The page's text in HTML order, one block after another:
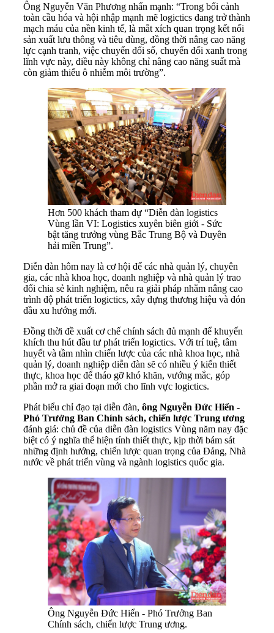
Ông Nguyễn Văn Phương nhấn mạnh: “Trong bối cảnh
toàn cầu hóa và hội nhập mạnh mẽ logictics đang trở thành
mạch máu của nền kinh tế, là mắt xích quan trọng kết nối
sản xuất lưu thông và tiêu dùng, đồng thời nâng cao năng
lực cạnh tranh, việc chuyển đổi số, chuyển đổi xanh trong
lĩnh vực này, điều này không chỉ nâng cao năng suất mà
còn giảm thiểu ô nhiễm môi trường”.
Hơn 500 khách tham dự “Diễn đàn logistics
Vùng lần VI: Logistics xuyên biên giới - Sức
bật tăng trưởng vùng Bắc Trung Bộ và Duyên
hải miền Trung”.
Diễn đàn hôm nay là cơ hội để các nhà quản lý, chuyên
gia, các nhà khoa học, doanh nghiệp và nhà quản lý trao
đổi chia sẻ kinh nghiệm, nêu ra giải pháp nhằm nâng cao
trình độ phát triển logictics, xây dựng thương hiệu và đón
đầu xu hướng mới.
Đồng thời đề xuất cơ chế chính sách đủ mạnh để khuyến
khích thu hút đầu tư phát triển logictics. Với trí tuệ, tâm
huyết và tầm nhìn chiến lược của các nhà khoa học, nhà
quản lý, doanh nghiệp diễn đàn sẽ có nhiều ý kiến thiết
thực, khoa học để tháo gỡ khó khăn, vướng mắc, góp
phần mở ra giai đoạn mới cho lĩnh vực logictics.
Phát biểu chỉ đạo tại diễn đàn, ông Nguyễn Đức Hiển -
Phó Trưởng Ban Chính sách, chiến lược Trung ương
đánh giá: chủ đề của diễn đàn logistics Vùng năm nay đặc
biệt có ý nghĩa thể hiện tính thiết thực, kịp thời bám sát
những định hướng, chiến lược quan trọng của Đảng, Nhà
nước về phát triển vùng và ngành logistics quốc gia.
Ông Nguyễn Đức Hiển - Phó Trưởng Ban
Chính sách, chiến lược Trung ương.